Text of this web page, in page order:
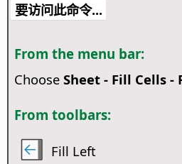
要访问此命令...
From the menu bar:
Choose Sheet - Fill Cells -
From toolbars:
Fill Left